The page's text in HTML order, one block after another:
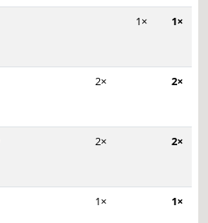
1× 1×
2× 2×
2× 2×
1× 1×